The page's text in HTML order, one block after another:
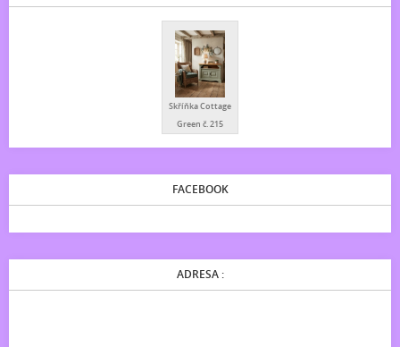
Skříňka Cottage
Green č. 215
FACEBOOK
ADRESA :